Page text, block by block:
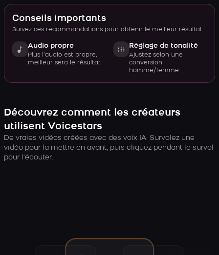
Conseils importants
Suivez ces recommandations pour obtenir le meilleur résultat
Audio propre
Plus l’audio est propre,
meilleur sera le résultat
Réglage de tonalité
Ajustez selon une
conversion
homme/femme
Découvrez comment les créateurs
utilisent Voicestars
De vraies vidéos créées avec des voix IA. Survolez une
vidéo pour la mettre en avant, puis cliquez pendant le survol
pour l’écouter.